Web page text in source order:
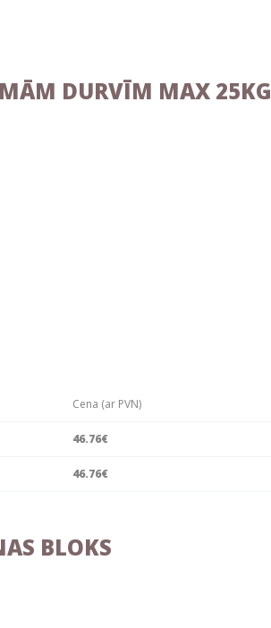
DURVĪM MAX 25KG
Cena (ar PVN)
46.76€
46.76€
BLOKS